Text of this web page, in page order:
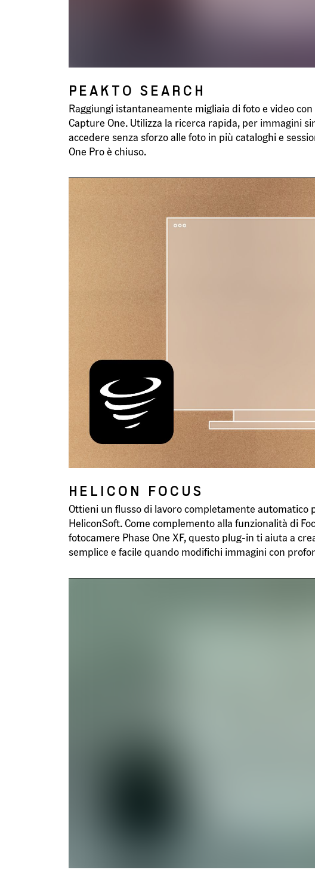
PEAKTO SEARCH
Raggiungi istantaneamente migliaia di foto e video
Capture One. Utilizza la ricerca rapida, per immagini
accedere senza sforzo alle foto in più cataloghi e
One Pro è chiuso.
HELICON FOCUS
Ottieni un flusso di lavoro completamente automatico
HeliconSoft. Come complemento alla funzionalità di
fotocamere Phase One XF, questo plug-in ti aiuta a
semplice e facile quando modifichi immagini con